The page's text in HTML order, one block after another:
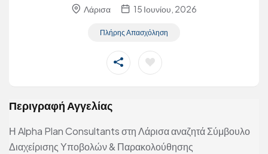
Λάρισα 15 Ιουνίου, 2026
Πλήρης Απασχόληση
Περιγραφή Αγγελίας
Η Alpha Plan Consultants στη Λάρισα αναζητά Σύμβουλο
Διαχείρισης Υποβολών & Παρακολούθησης